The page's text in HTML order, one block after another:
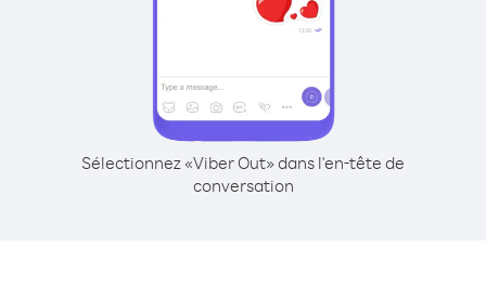
Sélectionnez «Viber Out» dans l'en-tête de
conversation